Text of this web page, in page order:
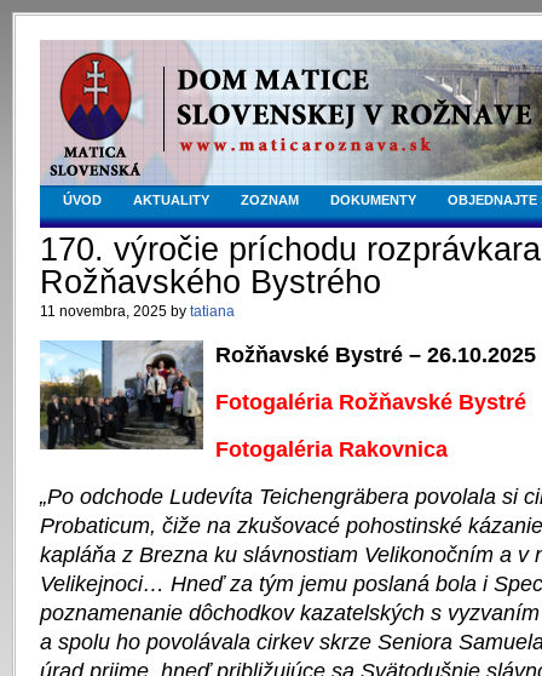
ÚVOD AKTUALITY ZOZNAM DOKUMENTY OBJEDNAJTE
170. výročie príchodu
Rožňavského Bystrého
11 novembra, 2025 by tatiana
Rožňavské Bystré – 26.10.2025
Fotogaléria Rožňavské Bystré
Fotogaléria Rakovnica
„Po odchode Ludevíta Teichengräbera povolala si
Probaticum, čiže na zkušovacé pohostinské
kapláňa z Brezna ku slávnostiam Velikonočním a v
Velikejnoci… Hneď za tým jemu poslaná bola i
poznamenanie dôchodkov kazatelských s
a spolu ho povolávala cirkev skrze Seniora
úrad prijme, hneď približujúce sa Svätodušnie